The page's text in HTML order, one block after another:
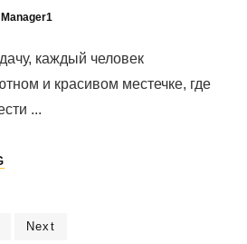
Manager1
каждый человек
и красивом местечке, где
...
РУКАМИ
Next